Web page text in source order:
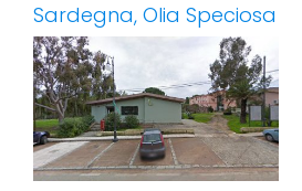
Sardegna, Olia Speciosa